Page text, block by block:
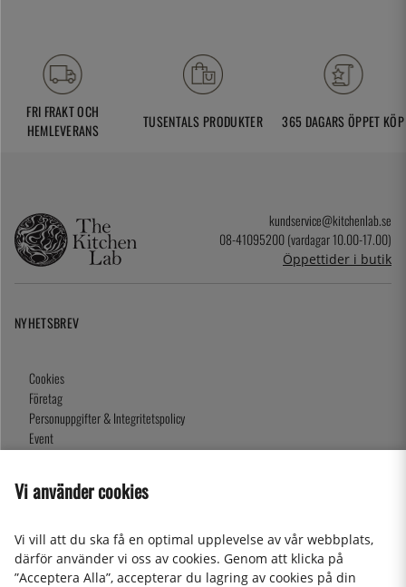
FRI FRAKT OCH
HEMLEVERANS
TUSENTALS PRODUKTER 365 DAGARS ÖPPET KÖP
kundservice@kitchenlab.se
08-41095200 (vardagar 10.00-17.00)
Öppettider i butik
NYHETSBREV
Cookies
Företag
Personuppgifter & Integritetspolicy
Event
Om oss
Presentkort
Vi använder cookies
Vi vill att du ska få en optimal upplevelse av vår webbplats,
därför använder vi oss av cookies. Genom att klicka på
”Acceptera Alla”, accepterar du lagring av cookies på din